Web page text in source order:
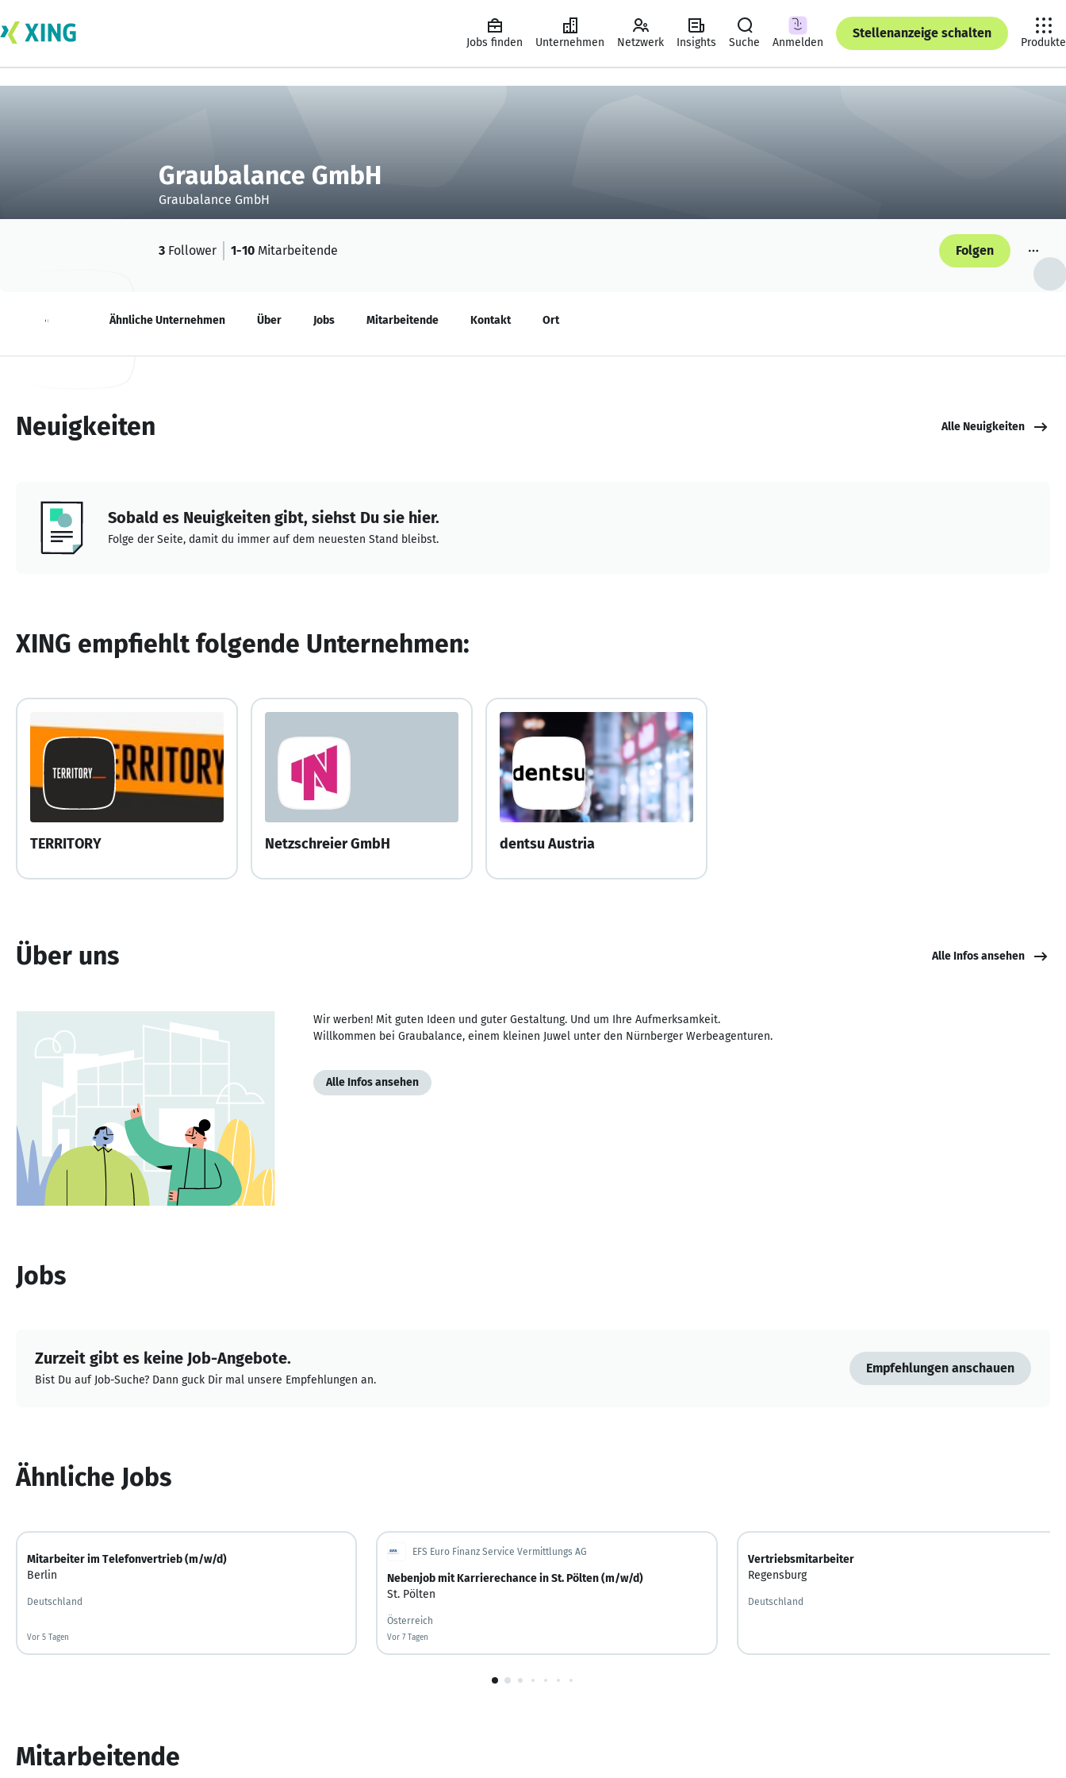
Jobs finden Unternehmen Netzwerk Insights Suche Anmelden
Stellenanzeige schalten
Produkte
Graubalance GmbH
Graubalance GmbH
3 Follower 1-10 Mitarbeitende Folgen
Neuigkeiten Ähnliche Unternehmen Über Jobs Mitarbeitende Kontakt Ort
Neuigkeiten Alle Neuigkeiten
Sobald es Neuigkeiten gibt, siehst Du sie hier.
Folge der Seite, damit du immer auf dem neuesten Stand bleibst.
XING empfiehlt folgende Unternehmen:
TERRITORY Netzschreier GmbH dentsu Austria
Über uns Alle Infos ansehen
Wir werben! Mit guten Ideen und guter Gestaltung. Und um Ihre Aufmerksamkeit.
Willkommen bei Graubalance, einem kleinen Juwel unter den Nürnberger Werbeagenturen.
Alle Infos ansehen
Jobs
Zurzeit gibt es keine Job-Angebote.
Bist Du auf Job-Suche? Dann guck Dir mal unsere Empfehlungen an.
Empfehlungen anschauen
Ähnliche Jobs
Mitarbeiter im Telefonvertrieb (m/w/d)
Berlin
Deutschland
Vor 5 Tagen
Vor 5 Tagen veröffentlicht
EFS Euro Finanz Service Vermittlungs AG
Nebenjob mit Karrierechance in St. Pölten (m/w/d)
St. Pölten
Österreich
Vor 7 Tagen
Vor 7 Tagen veröffentlicht
Vertriebsmitarbeiter
Regensburg
Deutschland
1
Mitarbeitende